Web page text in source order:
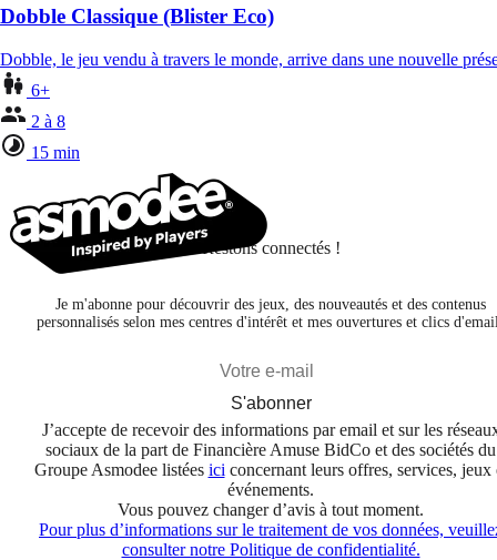
Dobble Classique (Blister Eco)
Dobble, le jeu vendu à travers le monde, arrive dans une nouvelle
6+
2 à 8
15 min
Restons connectés !
Je m'abonne pour découvrir des jeux, des nouveautés et des contenus
personnalisés selon mes centres d'intérêt et mes ouvertures et clics
S'abonner
J’accepte de recevoir des informations par email et sur les
sociaux de la part de Financière Amuse BidCo et des sociétés du
Groupe Asmodee listées ici concernant leurs offres, services, jeux
événements.
Vous pouvez changer d’avis à tout moment.
Pour plus d’informations sur le traitement de vos données,
consulter notre Politique de confidentialité.